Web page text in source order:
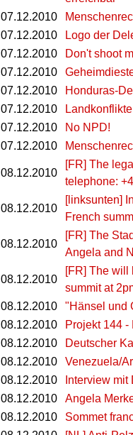
07.12.2010
07.12.2010
Logo der
07.12.2010
Don't shoot
07.12.2010
07.12.2010
Honduras-
07.12.2010
07.12.2010
No NPD!
07.12.2010
08.12.2010
[FR] The
telephone:
08.12.2010
[linksunten]
French
08.12.2010
[FR] The
Angela and
08.12.2010
[FR] The will
summit at
08.12.2010
"Hänsel und
08.12.2010
Projekt 144
08.12.2010
Deutscher
08.12.2010
Venezuela/
08.12.2010
Interview
08.12.2010
Angela
08.12.2010
Sommet